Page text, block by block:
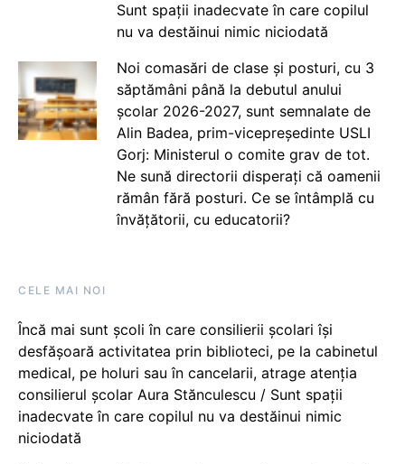
Sunt spații inadecvate în care copilul
nu va destăinui nimic niciodată
Noi comasări de clase și posturi, cu 3
săptămâni până la debutul anului
școlar 2026-2027, sunt semnalate de
Alin Badea, prim-vicepreședinte USLI
Gorj: Ministerul o comite grav de tot.
Ne sună directorii disperați că oamenii
rămân fără posturi. Ce se întâmplă cu
învățătorii, cu educatorii?
CELE MAI NOI
Încă mai sunt școli în care consilierii școlari își
desfășoară activitatea prin biblioteci, pe la cabinetul
medical, pe holuri sau în cancelarii, atrage atenția
consilierul școlar Aura Stănculescu / Sunt spații
inadecvate în care copilul nu va destăinui nimic
niciodată